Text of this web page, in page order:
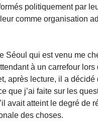
politiquement par
comme organisation
Séoul qui est venu me
à un carrefour lors
après lecture, il a décidé
que j’ai faite sur les
avait atteint le degré de
des choses.